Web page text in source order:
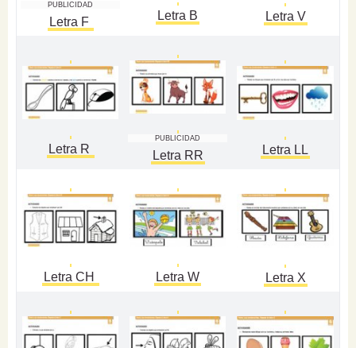
PUBLICIDAD
Letra F Letra B Letra V
Letra R
PUBLICIDAD
Letra RR Letra LL
Letra CH Letra W Letra X